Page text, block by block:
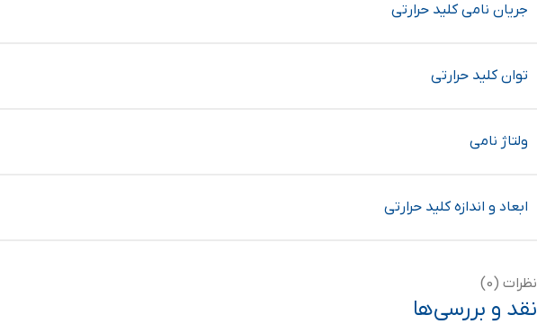
جریان نامی کلید حرارتی
توان کلید حرارتی
ولتاژ نامی
ابعاد و اندازه کلید حرارتی
نظرات (0)
نقد و بررسی‌ها